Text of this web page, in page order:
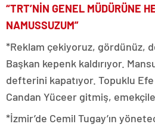
“TRT’NİN GENEL MÜDÜRÜNE
NAMUSSUZUM”
*Reklam çekiyoruz, gördünüz,
Başkan kepenk kaldırıyor.
defterini kapatıyor. Topuklu Efe
Candan Yüceer gitmiş,
*İzmir’de Cemil Tugay’ın